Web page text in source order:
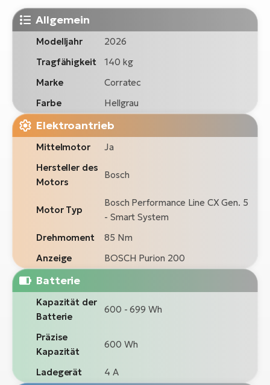
Allgemein
Modelljahr
2026
Tragfähigkeit
140 kg
Marke
Corratec
Farbe
Hellgrau
Elektroantrieb
Mittelmotor
Ja
Hersteller des
Motors
Bosch
Motor Typ
Bosch Performance Line CX Gen. 5
- Smart System
Drehmoment
85 Nm
Anzeige
BOSCH Purion 200
Batterie
Kapazität der
Batterie
600 - 699 Wh
Präzise
Kapazität
600 Wh
Ladegerät 4 A